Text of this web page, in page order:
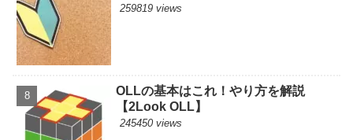
259819 views
OLLの基本はこれ！やり方を解説
【2Look OLL】
245450 views